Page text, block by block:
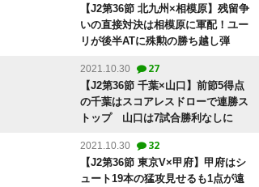
【J2第36節 北九州×相模原】残留争
いの直接対決は相模原に軍配！ユー
リが後半ATに殊勲の勝ち越し弾
2021.10.30 27
【J2第36節 千葉×山口】前節5得点
の千葉はスコアレスドローで連勝ス
トップ 山口は7試合勝利なしに
2021.10.30 32
【J2第36節 東京V×甲府】甲府はシ
ュート19本の猛攻見せるも1点が遠